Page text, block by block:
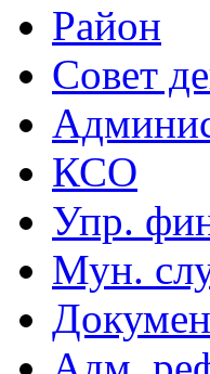
Район
Совет
КСО
Упр.
Мун.